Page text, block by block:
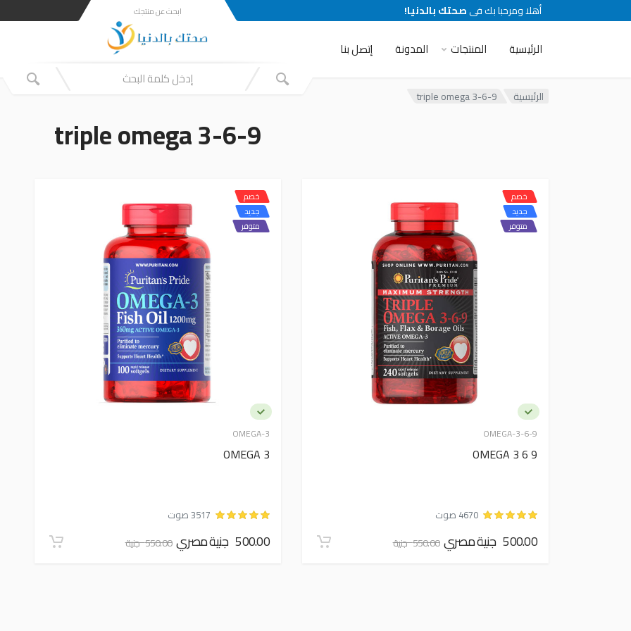
أهلا ومرحبا بك فىصحتك بالدنيا!
الرئيسية المنتجات المدونة إتصل بنا
ابحث عن منتجك
الرئيسية triple omega 3-6-9
triple omega 3-6-9
OMEGA-3-6-9
خصم
جديد
متوفر
OMEGA 3 6 9
4670 صوت
500.00 جنية مصري 550.00 جنية
OMEGA-3
خصم
جديد
متوفر
OMEGA 3
3517 صوت
500.00 جنية مصري 550.00 جنية